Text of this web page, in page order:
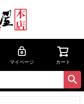
マイページ カート